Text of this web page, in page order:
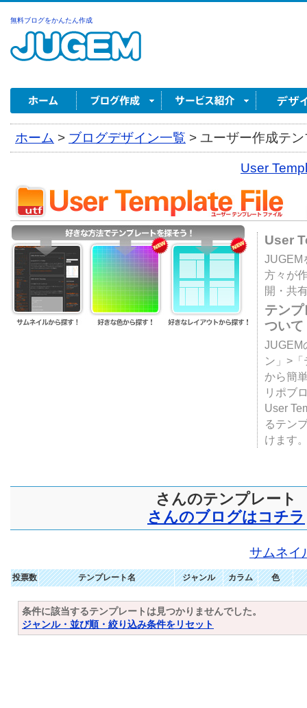
無料ブログをかんたん作成
ホーム > ブログデザイン一覧 > ユーザー作成テ
User
User
JUGEM
方々が
開・共
テン
ついて
JUGEM
ン」>
から簡
リポブ
User
るテン
けます
さんのテンプレート
さんのブログはコチラ
サムネイ
投票数 テンプレート名 ジャンル カラム 色
条件に該当するテンプレートは見つかりませんでした。
ジャンル・並び順・絞り込み条件をリセット